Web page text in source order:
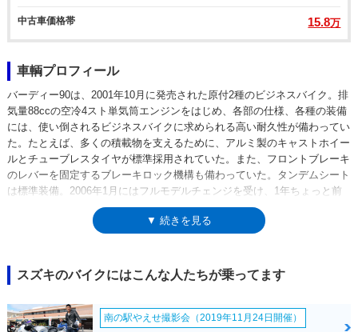
中古車価格帯 15.8万
車輌プロフィール
バーディー90は、2001年10月に発売された原付2種のビジネスバイク。排
気量88ccの空冷4スト単気筒エンジンをはじめ、各部の仕様、各種の装備
には、使い倒されるビジネスバイクに求められる高い耐久性が備わってい
た。たとえば、多くの積載物を支えるために、アルミ製のキャストホイー
ルとチューブレスタイヤが標準採用されていた。また、フロントブレーキ
のレバーを固定するブレーキロック機構も備わっていた。タンデムシート
は標準装備。2006年1月にはフルモデルチェンジを受け、1年ちょっと前
（2004年11月）に登場済みだったバーディー50と同じデザイン、構成を
持つようになった。その後、バーディー50はフューエルインジェクション
▼ 続きを見る
スズキのバイクにはこんな人たちが乗ってます
南の駅やえせ撮影会（2019年11月24日開催）